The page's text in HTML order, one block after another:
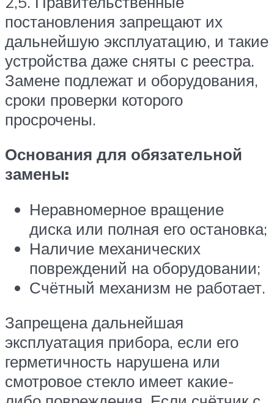
постановления запрещают их
дальнейшую эксплуатацию, и такие
устройства даже сняты с реестра.
Замене подлежат и оборудования,
сроки проверки которого
просрочены.
Основания для обязательной
замены:
Неравномерное вращение
диска или полная его остановка;
Наличие механических
повреждений на оборудовании;
Счётный механизм не работает.
Запрещена дальнейшая
эксплуатация прибора, если его
герметичность нарушена или
смотровое стекло имеет какие-